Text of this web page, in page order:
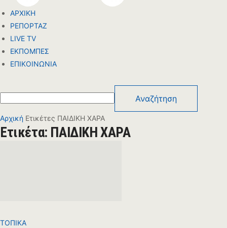
ΑΡΧΙΚΗ
ΡΕΠΟΡΤΑΖ
LIVE TV
ΕΚΠΟΜΠΕΣ
ΕΠΙΚΟΙΝΩΝΙΑ
Αρχική Ετικέτες ΠΑΙΔΙΚΗ ΧΑΡΑ
Ετικέτα: ΠΑΙΔΙΚΗ ΧΑΡΑ
ΤΟΠΙΚΑ